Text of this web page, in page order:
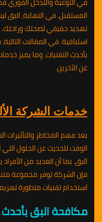
المستقبل. في النهاية،
تهديد حقيقي لصحتك وراحتك.
استباقية. في المقالات
بأحدث التقنيات، وما يميز
عن الآخرين.
خدمات الشركة
بعد فهم المخاطر والتأثيرات
الوقت للحديث عن الحلول
البق. بما أن العديد من
فإن الشركة توفر مجموعة
استخدام تقنيات متطورة
مكافحة البق بأحدث